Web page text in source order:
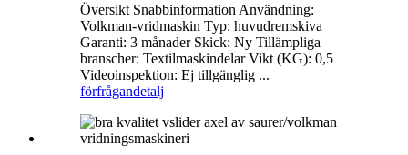
Översikt Snabbinformation Användning:
Volkman-vridmaskin Typ: huvudremskiva
Garanti: 3 månader Skick: Ny Tillämpliga
branscher: Textilmaskindelar Vikt (KG): 0,5
Videoinspektion: Ej tillgänglig ...
förfrågandetalj